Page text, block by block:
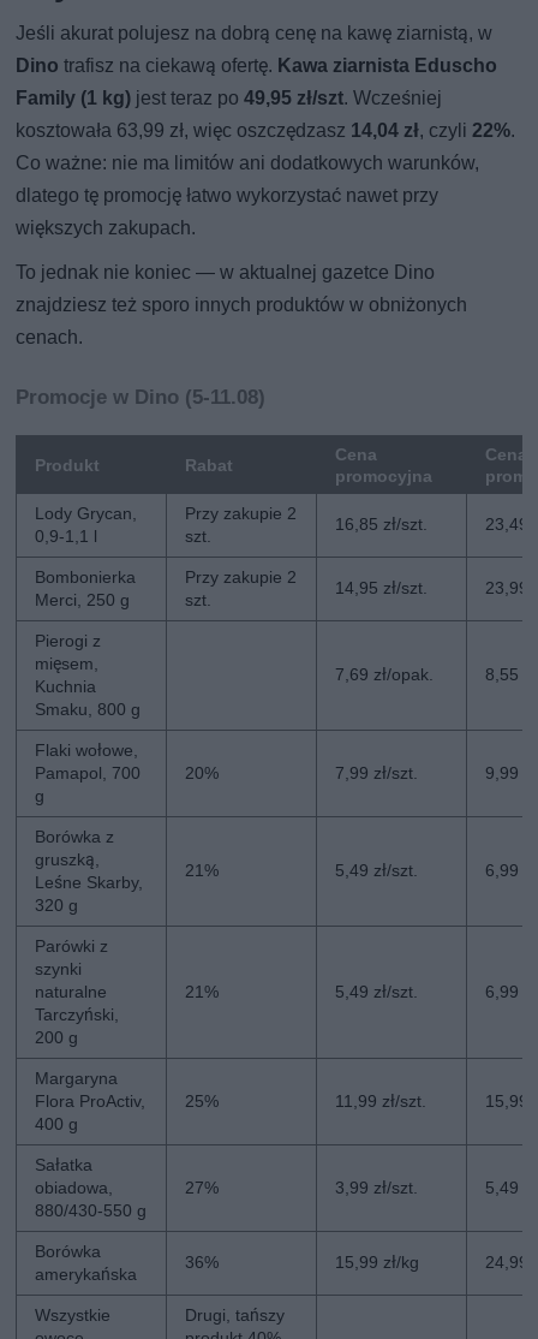
Jeśli akurat polujesz na dobrą cenę na kawę ziarnistą, w
Dino trafisz na ciekawą ofertę. Kawa ziarnista Eduscho
Family (1 kg) jest teraz po49,95 zł/szt. Wcześniej
kosztowała 63,99 zł, więc oszczędzasz 14,04 zł, czyli22%.
Co ważne: nie ma limitów ani dodatkowych warunków,
dlatego tę promocję łatwo wykorzystać nawet przy
większych zakupach.
To jednak nie koniec — w aktualnej gazetce Dino
znajdziesz też sporo innych produktów w obniżonych
cenach.
Promocje w Dino (5-11.08)
Produkt Rabat
Cena
promocyjna
Cena
Lody Grycan,
0,9-1,1 l
Przy zakupie 2
szt.
16,85 zł/szt. 23,49
Bombonierka
Merci, 250 g
Przy zakupie 2
szt.
14,95 zł/szt. 23,99
Pierogi z
mięsem,
Kuchnia
Smaku, 800 g
7,69 zł/opak. 8,55
Flaki wołowe,
Pamapol, 700
g
20% 7,99 zł/szt. 9,99
Borówka z
gruszką,
Leśne Skarby,
320 g
21% 5,49 zł/szt. 6,99
Parówki z
szynki
naturalne
Tarczyński,
200 g
21% 5,49 zł/szt. 6,99
Margaryna
Flora ProActiv,
400 g
25% 11,99 zł/szt. 15,99
Sałatka
obiadowa,
880/430-550 g
27% 3,99 zł/szt. 5,49
Borówka
amerykańska
36% 15,99 zł/kg 24,99
Wszystkie
Drugi, tańszy